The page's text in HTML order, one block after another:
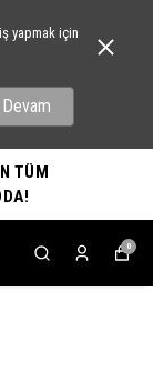
yapmak için
Devam
TÜM
0